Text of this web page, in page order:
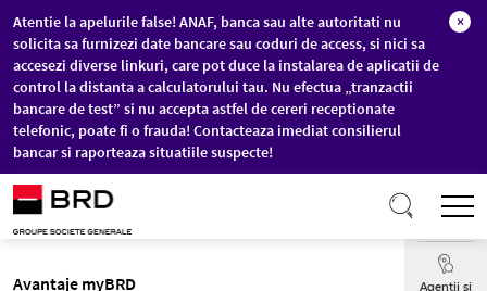
Sari la conținutul principal
Atentie la apelurile false! ANAF, banca sau alte autoritati nu
solicita sa furnizezi date bancare sau coduri de access, si nici sa
accesezi diverse linkuri, care pot duce la instalarea de aplicatii de
control la distanta a calculatorului tau. Nu efectua „tranzactii
bancare de test” si nu accepta astfel de cereri receptionate
telefonic, poate fi o frauda! Contacteaza imediat consilierul
bancar si raporteaza situatiile suspecte!
×
Curs
Agenții și